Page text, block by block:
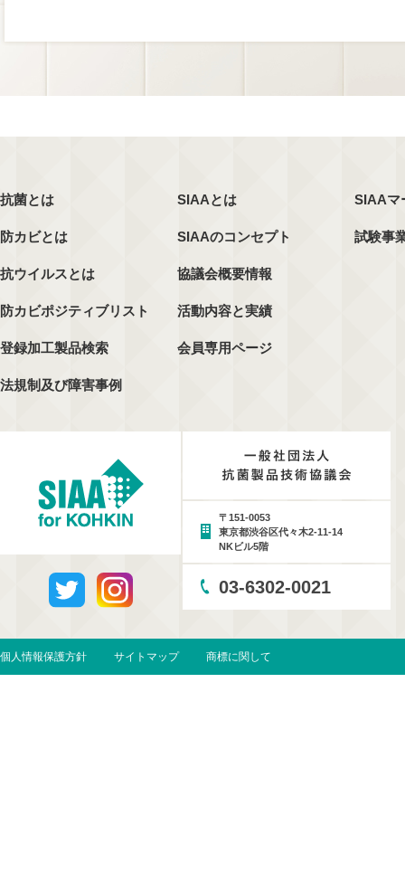
抗菌とは
防カビとは
抗ウイルスとは
防カビポジティブリスト
登録加工製品検索
法規制及び障害事例
SIAAとは
SIAAのコンセプト
協議会概要情報
活動内容と実績
会員専用ページ
SIAAマ
試験事
〒151-0053
東京都渋谷区代々木2-11-14
NKビル5階
03-6302-0021
個人情報保護方針 サイトマップ 商標に関して